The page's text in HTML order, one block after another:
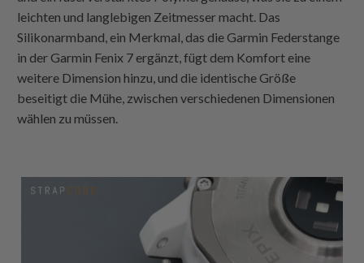
leichten und langlebigen Zeitmesser macht. Das
Silikonarmband, ein Merkmal, das die Garmin Federstange
in der Garmin Fenix 7 ergänzt, fügt dem Komfort eine
weitere Dimension hinzu, und die identische Größe
beseitigt die Mühe, zwischen verschiedenen Dimensionen
wählen zu müssen.